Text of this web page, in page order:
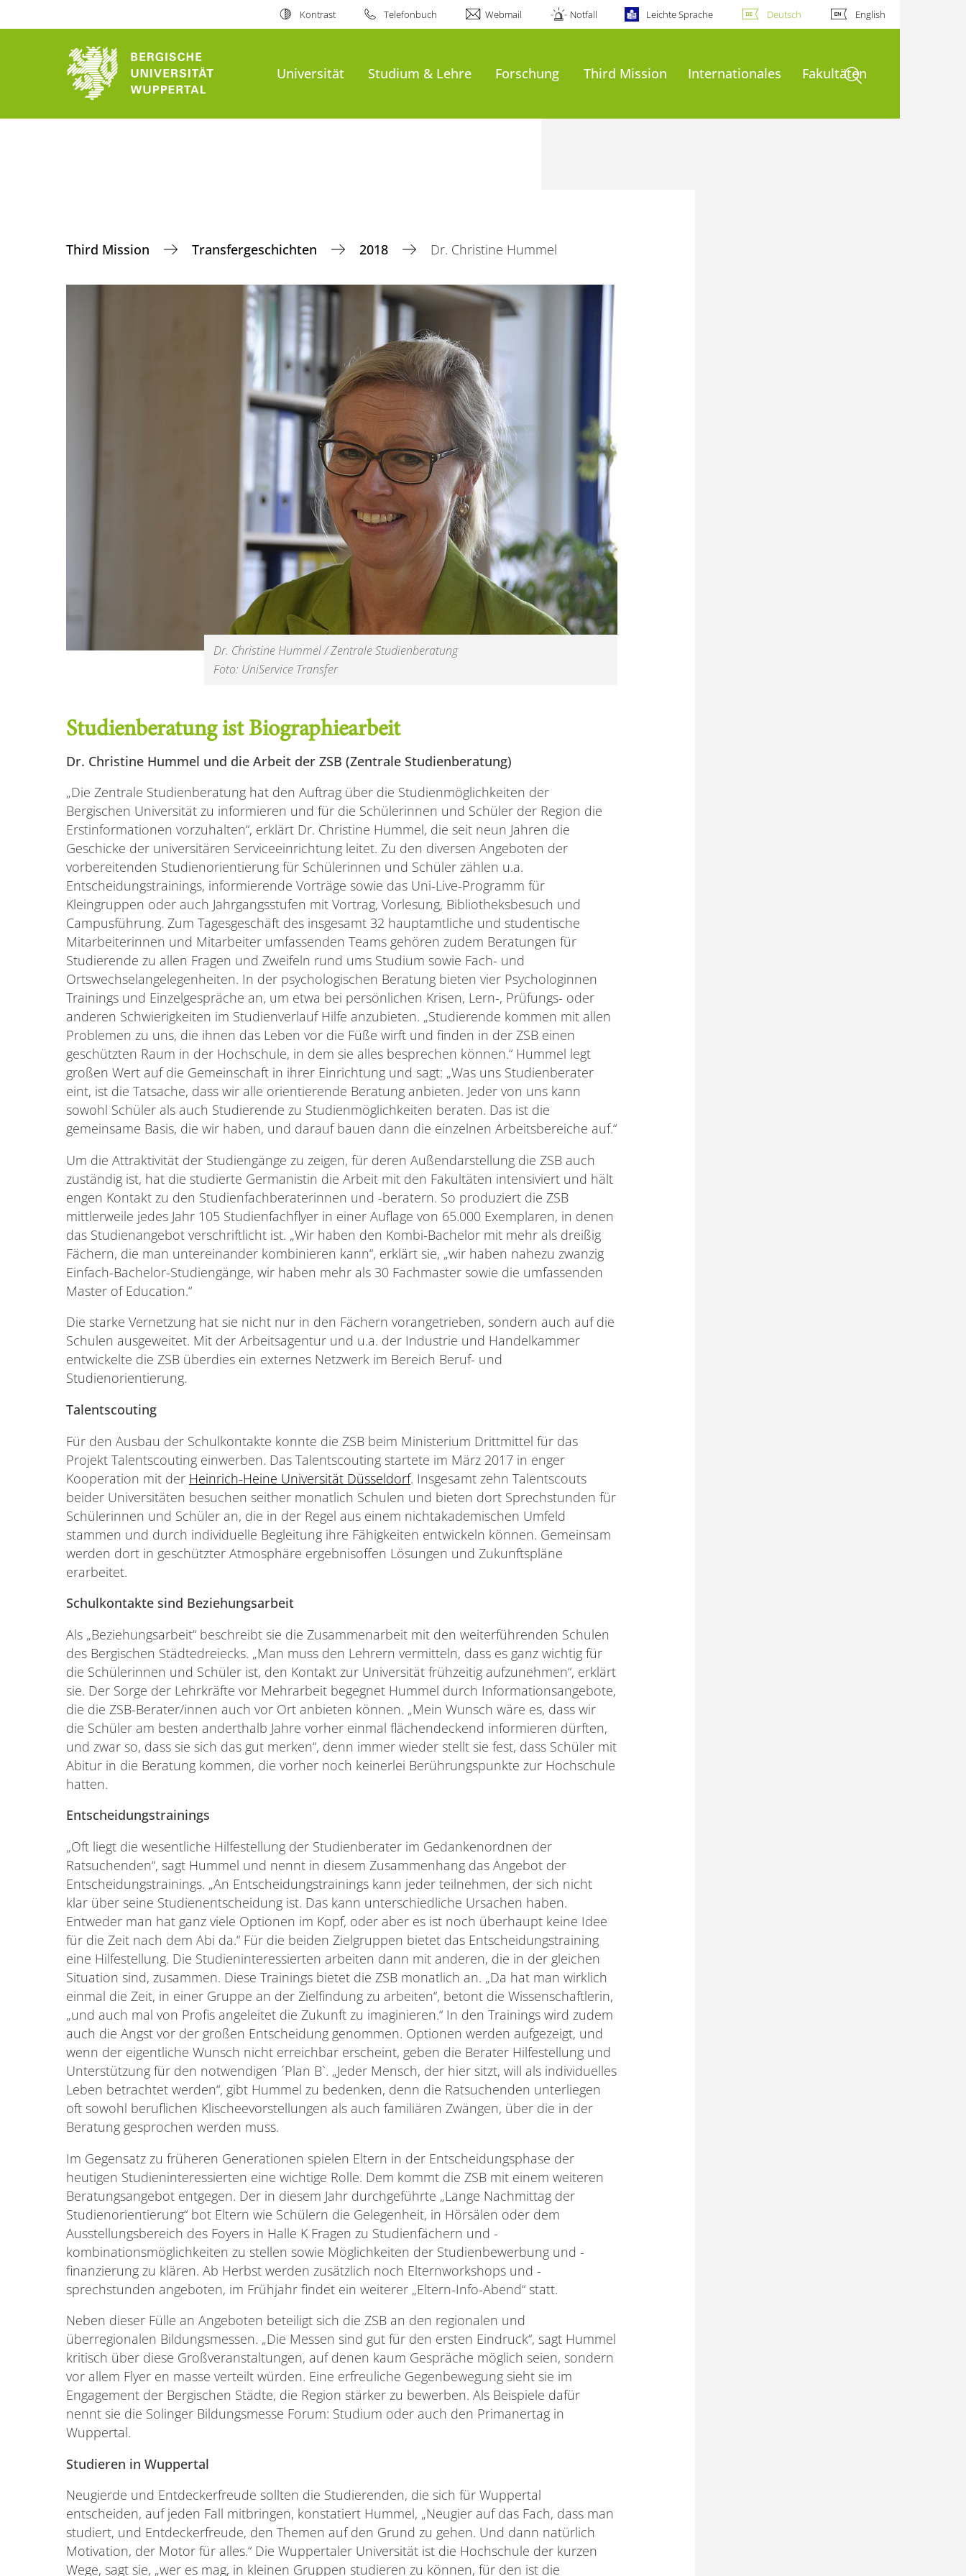
Kontrast Telefonbuch Webmail Notfall Leichte Sprache Deutsch English
Universität Studium & Lehre Forschung Third Mission Internationales FakultätenSuche öffnen
Third Mission Transfergeschichten 2018 Dr. Christine Hummel
Dr. Christine Hummel / Zentrale Studienberatung
Foto: UniService Transfer
Studienberatung ist Biographiearbeit
Dr. Christine Hummel und die Arbeit der ZSB (Zentrale Studienberatung)
„Die Zentrale Studienberatung hat den Auftrag über die Studienmöglichkeiten der
Bergischen Universität zu informieren und für die Schülerinnen und Schüler der Region die
Erstinformationen vorzuhalten“, erklärt Dr. Christine Hummel, die seit neun Jahren die
Geschicke der universitären Serviceeinrichtung leitet. Zu den diversen Angeboten der
vorbereitenden Studienorientierung für Schülerinnen und Schüler zählen u.a.
Entscheidungstrainings, informierende Vorträge sowie das Uni-Live-Programm für
Kleingruppen oder auch Jahrgangsstufen mit Vortrag, Vorlesung, Bibliotheksbesuch und
Campusführung. Zum Tagesgeschäft des insgesamt 32 hauptamtliche und studentische
Mitarbeiterinnen und Mitarbeiter umfassenden Teams gehören zudem Beratungen für
Studierende zu allen Fragen und Zweifeln rund ums Studium sowie Fach- und
Ortswechselangelegenheiten. In der psychologischen Beratung bieten vier Psychologinnen
Trainings und Einzelgespräche an, um etwa bei persönlichen Krisen, Lern-, Prüfungs- oder
anderen Schwierigkeiten im Studienverlauf Hilfe anzubieten. „Studierende kommen mit allen
Problemen zu uns, die ihnen das Leben vor die Füße wirft und finden in der ZSB einen
geschützten Raum in der Hochschule, in dem sie alles besprechen können.“ Hummel legt
großen Wert auf die Gemeinschaft in ihrer Einrichtung und sagt: „Was uns Studienberater
eint, ist die Tatsache, dass wir alle orientierende Beratung anbieten. Jeder von uns kann
sowohl Schüler als auch Studierende zu Studienmöglichkeiten beraten. Das ist die
gemeinsame Basis, die wir haben, und darauf bauen dann die einzelnen Arbeitsbereiche auf.“
Um die Attraktivität der Studiengänge zu zeigen, für deren Außendarstellung die ZSB auch
zuständig ist, hat die studierte Germanistin die Arbeit mit den Fakultäten intensiviert und hält
engen Kontakt zu den Studienfachberaterinnen und -beratern. So produziert die ZSB
mittlerweile jedes Jahr 105 Studienfachflyer in einer Auflage von 65.000 Exemplaren, in denen
das Studienangebot verschriftlicht ist. „Wir haben den Kombi-Bachelor mit mehr als dreißig
Fächern, die man untereinander kombinieren kann“, erklärt sie, „wir haben nahezu zwanzig
Einfach-Bachelor-Studiengänge, wir haben mehr als 30 Fachmaster sowie die umfassenden
Master of Education.“
Die starke Vernetzung hat sie nicht nur in den Fächern vorangetrieben, sondern auch auf die
Schulen ausgeweitet. Mit der Arbeitsagentur und u.a. der Industrie und Handelkammer
entwickelte die ZSB überdies ein externes Netzwerk im Bereich Beruf- und
Studienorientierung.
Talentscouting
Für den Ausbau der Schulkontakte konnte die ZSB beim Ministerium Drittmittel für das
Projekt Talentscouting einwerben. Das Talentscouting startete im März 2017 in enger
Kooperation mit der Heinrich-Heine Universität Düsseldorf. Insgesamt zehn Talentscouts
beider Universitäten besuchen seither monatlich Schulen und bieten dort Sprechstunden für
Schülerinnen und Schüler an, die in der Regel aus einem nichtakademischen Umfeld
stammen und durch individuelle Begleitung ihre Fähigkeiten entwickeln können. Gemeinsam
werden dort in geschützter Atmosphäre ergebnisoffen Lösungen und Zukunftspläne
erarbeitet.
Schulkontakte sind Beziehungsarbeit
Als „Beziehungsarbeit“ beschreibt sie die Zusammenarbeit mit den weiterführenden Schulen
des Bergischen Städtedreiecks. „Man muss den Lehrern vermitteln, dass es ganz wichtig für
die Schülerinnen und Schüler ist, den Kontakt zur Universität frühzeitig aufzunehmen“, erklärt
sie. Der Sorge der Lehrkräfte vor Mehrarbeit begegnet Hummel durch Informationsangebote,
die die ZSB-Berater/innen auch vor Ort anbieten können. „Mein Wunsch wäre es, dass wir
die Schüler am besten anderthalb Jahre vorher einmal flächendeckend informieren dürften,
und zwar so, dass sie sich das gut merken“, denn immer wieder stellt sie fest, dass Schüler mit
Abitur in die Beratung kommen, die vorher noch keinerlei Berührungspunkte zur Hochschule
hatten.
Entscheidungstrainings
„Oft liegt die wesentliche Hilfestellung der Studienberater im Gedankenordnen der
Ratsuchenden“, sagt Hummel und nennt in diesem Zusammenhang das Angebot der
Entscheidungstrainings. „An Entscheidungstrainings kann jeder teilnehmen, der sich nicht
klar über seine Studienentscheidung ist. Das kann unterschiedliche Ursachen haben.
Entweder man hat ganz viele Optionen im Kopf, oder aber es ist noch überhaupt keine Idee
für die Zeit nach dem Abi da.“ Für die beiden Zielgruppen bietet das Entscheidungstraining
eine Hilfestellung. Die Studieninteressierten arbeiten dann mit anderen, die in der gleichen
Situation sind, zusammen. Diese Trainings bietet die ZSB monatlich an. „Da hat man wirklich
einmal die Zeit, in einer Gruppe an der Zielfindung zu arbeiten“, betont die Wissenschaftlerin,
„und auch mal von Profis angeleitet die Zukunft zu imaginieren.“ In den Trainings wird zudem
auch die Angst vor der großen Entscheidung genommen. Optionen werden aufgezeigt, und
wenn der eigentliche Wunsch nicht erreichbar erscheint, geben die Berater Hilfestellung und
Unterstützung für den notwendigen ´Plan B`. „Jeder Mensch, der hier sitzt, will als individuelles
Leben betrachtet werden“, gibt Hummel zu bedenken, denn die Ratsuchenden unterliegen
oft sowohl beruflichen Klischeevorstellungen als auch familiären Zwängen, über die in der
Beratung gesprochen werden muss.
Im Gegensatz zu früheren Generationen spielen Eltern in der Entscheidungsphase der
heutigen Studieninteressierten eine wichtige Rolle. Dem kommt die ZSB mit einem weiteren
Beratungsangebot entgegen. Der in diesem Jahr durchgeführte „Lange Nachmittag der
Studienorientierung“ bot Eltern wie Schülern die Gelegenheit, in Hörsälen oder dem
Ausstellungsbereich des Foyers in Halle K Fragen zu Studienfächern und -
kombinationsmöglichkeiten zu stellen sowie Möglichkeiten der Studienbewerbung und -
finanzierung zu klären. Ab Herbst werden zusätzlich noch Elternworkshops und -
sprechstunden angeboten, im Frühjahr findet ein weiterer „Eltern-Info-Abend“ statt.
Neben dieser Fülle an Angeboten beteiligt sich die ZSB an den regionalen und
überregionalen Bildungsmessen. „Die Messen sind gut für den ersten Eindruck“, sagt Hummel
kritisch über diese Großveranstaltungen, auf denen kaum Gespräche möglich seien, sondern
vor allem Flyer en masse verteilt würden. Eine erfreuliche Gegenbewegung sieht sie im
Engagement der Bergischen Städte, die Region stärker zu bewerben. Als Beispiele dafür
nennt sie die Solinger Bildungsmesse Forum: Studium oder auch den Primanertag in
Wuppertal.
Studieren in Wuppertal
Neugierde und Entdeckerfreude sollten die Studierenden, die sich für Wuppertal
entscheiden, auf jeden Fall mitbringen, konstatiert Hummel, „Neugier auf das Fach, dass man
studiert, und Entdeckerfreude, den Themen auf den Grund zu gehen. Und dann natürlich
Motivation, der Motor für alles.“ Die Wuppertaler Universität ist die Hochschule der kurzen
Wege, sagt sie, „wer es mag, in kleinen Gruppen studieren zu können, für den ist die